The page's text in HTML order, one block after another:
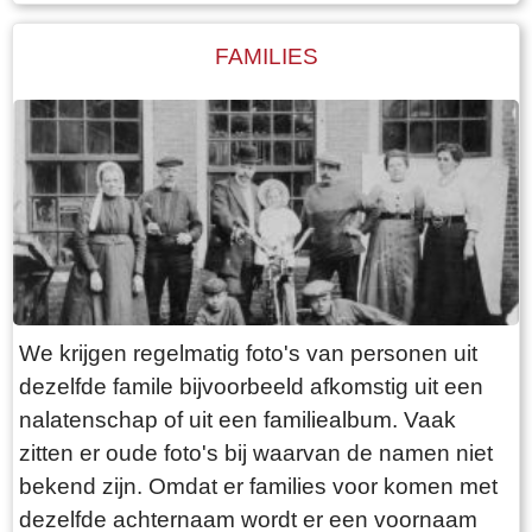
samenkomst voor de gepensioneerden, die er
FAMILIES
We krijgen regelmatig foto's van personen uit
dezelfde famile bijvoorbeeld afkomstig uit een
nalatenschap of uit een familiealbum. Vaak
zitten er oude foto's bij waarvan de namen niet
bekend zijn. Omdat er families voor komen met
dezelfde achternaam wordt er een voornaam